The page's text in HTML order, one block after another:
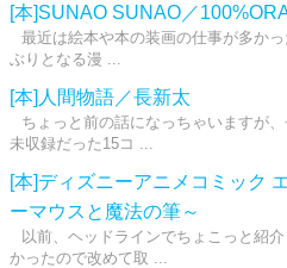
[本]SUNAO SUNAO／
最近は絵本や本の装画の仕事が多か
ぶりとなる漫 ...
[本]人間物語／長新太
ちょっと前の話になっちゃいますが
未収録だった15コ ...
[本]ディズニーアニメコミック
ーマウスと魔法の筆～
以前、ヘッドラインでちょこっと紹
かったので改めて取 ...